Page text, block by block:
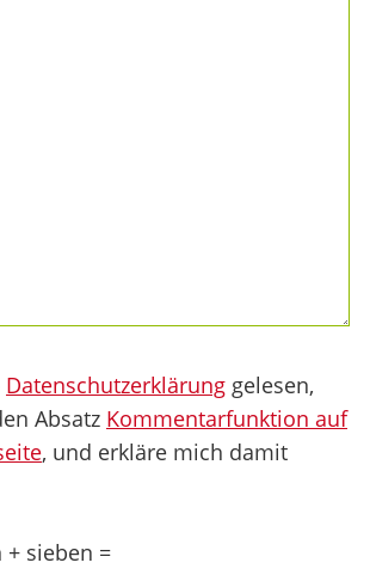
Datenschutzerklärung gelesen,
Absatz Kommentarfunktion auf
, und erkläre mich damit
+ sieben =